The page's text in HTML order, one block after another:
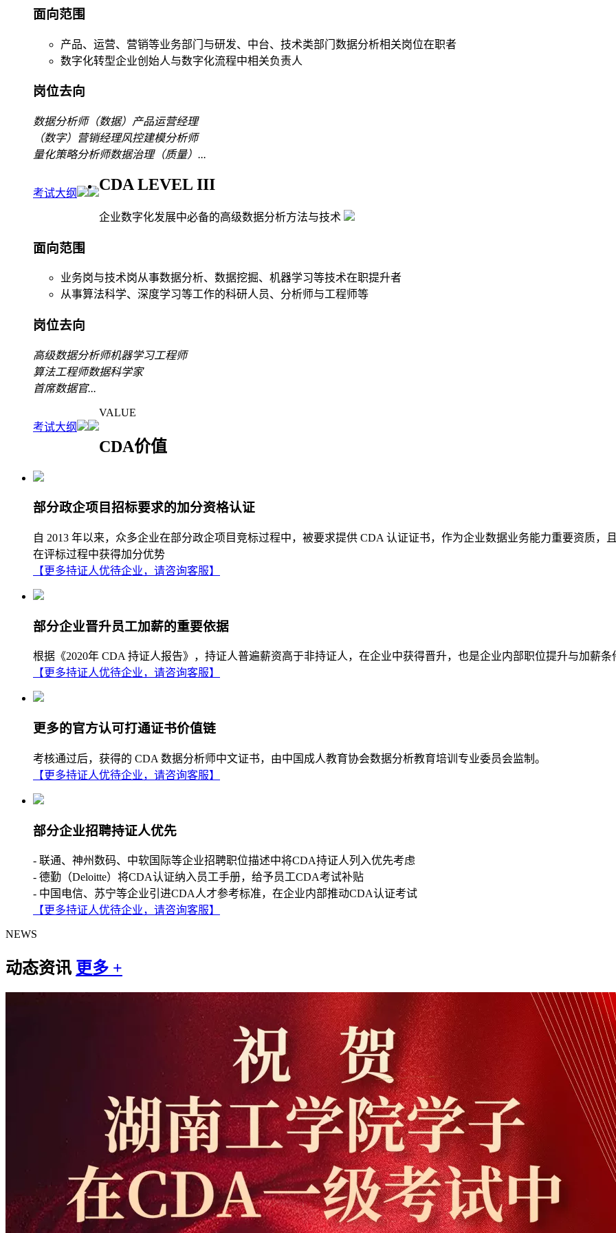
面向范围
产品、运营、营销等业务部门与研发、中台、技术类部门数据分析相关岗位在职者
数字化转型企业创始人与数字化流程中相关负责人
岗位去向
数据分析师（数据）产品运营经理
（数字）营销经理风控建模分析师
量化策略分析师数据治理（质量） ...
考试大纲 CDA LEVEL III
企业数字化发展中必备的高级数据分析方法与技术
面向范围
业务岗与技术岗从事数据分析、数据挖掘、机器学习等技术在职提升者
从事算法科学、深度学习等工作的科研人员、分析师与工程师等
岗位去向
高级数据分析师机器学习工程师
算法工程师数据科学家
首席数据官...
考试大纲
VALUE
CDA价值
部分政企项目招标要求的加分资格认证
自 2013 年以来，众多企业在部分政企项目竞标过程中，被要求提供 CDA 认证证书，作为企业数据业务能力重要资质
在评标过程中获得加分优势
【更多持证人优待企业，请咨询客服】
部分企业晋升员工加薪的重要依据
根据《2020年 CDA 持证人报告》，持证人普遍薪资高于非持证人，在企业中获得晋升，也是企业内部职位提升与加薪条
【更多持证人优待企业，请咨询客服】
更多的官方认可打通证书价值链
考核通过后，获得的 CDA 数据分析师中文证书，由中国成人教育协会数据分析教育培训专业委员会监制。
【更多持证人优待企业，请咨询客服】
部分企业招聘持证人优先
- 联通、神州数码、中软国际等企业招聘职位描述中将CDA持证人列入优先考虑
- 德勤（Deloitte）将CDA认证纳入员工手册，给予员工CDA考试补贴
- 中国电信、苏宁等企业引进CDA人才参考标准，在企业内部推动CDA认证考试
【更多持证人优待企业，请咨询客服】
NEWS
动态资讯 更多 +